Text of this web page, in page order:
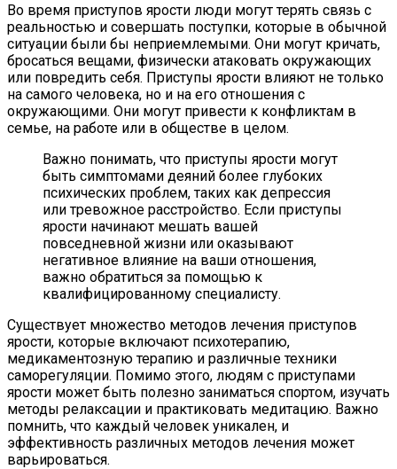
Во время приступов ярости люди могут терять связь с
реальностью и совершать поступки, которые в обычной
ситуации были бы неприемлемыми. Они могут кричать,
бросаться вещами, физически атаковать окружающих
или повредить себя. Приступы ярости влияют не только
на самого человека, но и на его отношения с
окружающими. Они могут привести к конфликтам в
семье, на работе или в обществе в целом.
Важно понимать, что приступы ярости могут
быть симптомами деяний более глубоких
психических проблем, таких как депрессия
или тревожное расстройство. Если приступы
ярости начинают мешать вашей
повседневной жизни или оказывают
негативное влияние на ваши отношения,
важно обратиться за помощью к
квалифицированному специалисту.
Существует множество методов лечения приступов
ярости, которые включают психотерапию,
медикаментозную терапию и различные техники
саморегуляции. Помимо этого, людям с приступами
ярости может быть полезно заниматься спортом, изучать
методы релаксации и практиковать медитацию. Важно
помнить, что каждый человек уникален, и
эффективность различных методов лечения может
варьироваться.